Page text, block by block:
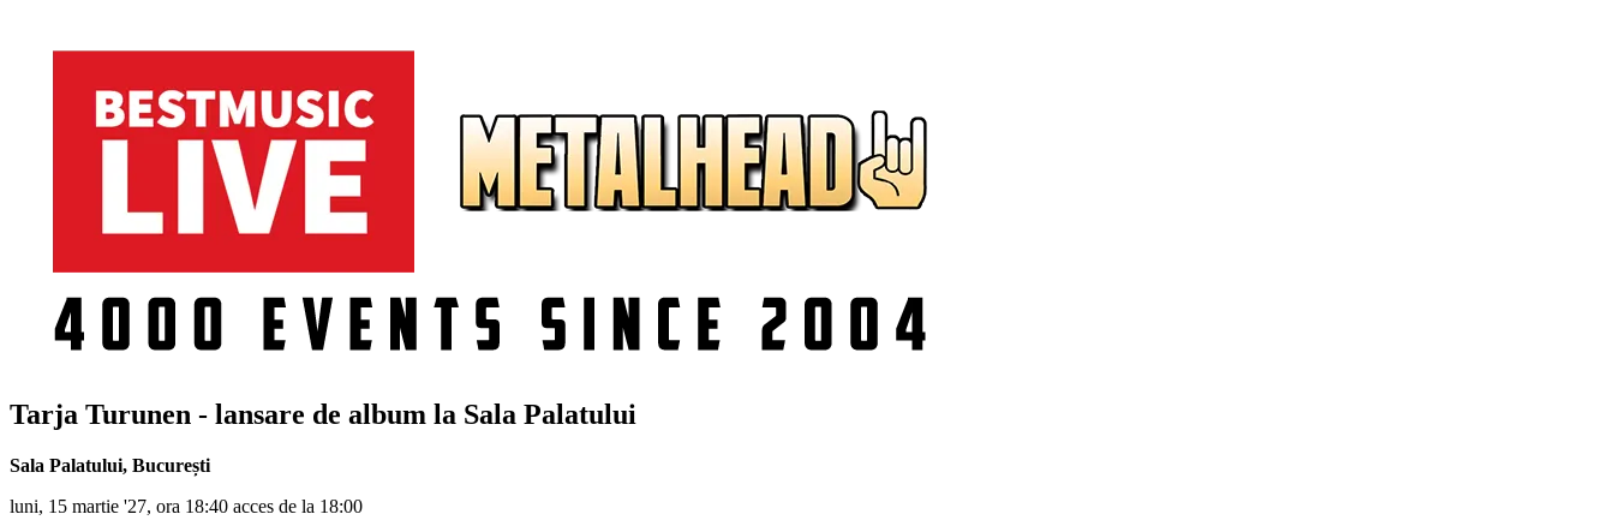
Tarja Turunen - lansare de album la Sala Palatului
Sala Palatului, București
luni, 15 martie '27, ora 18:40 acces de la 18:00